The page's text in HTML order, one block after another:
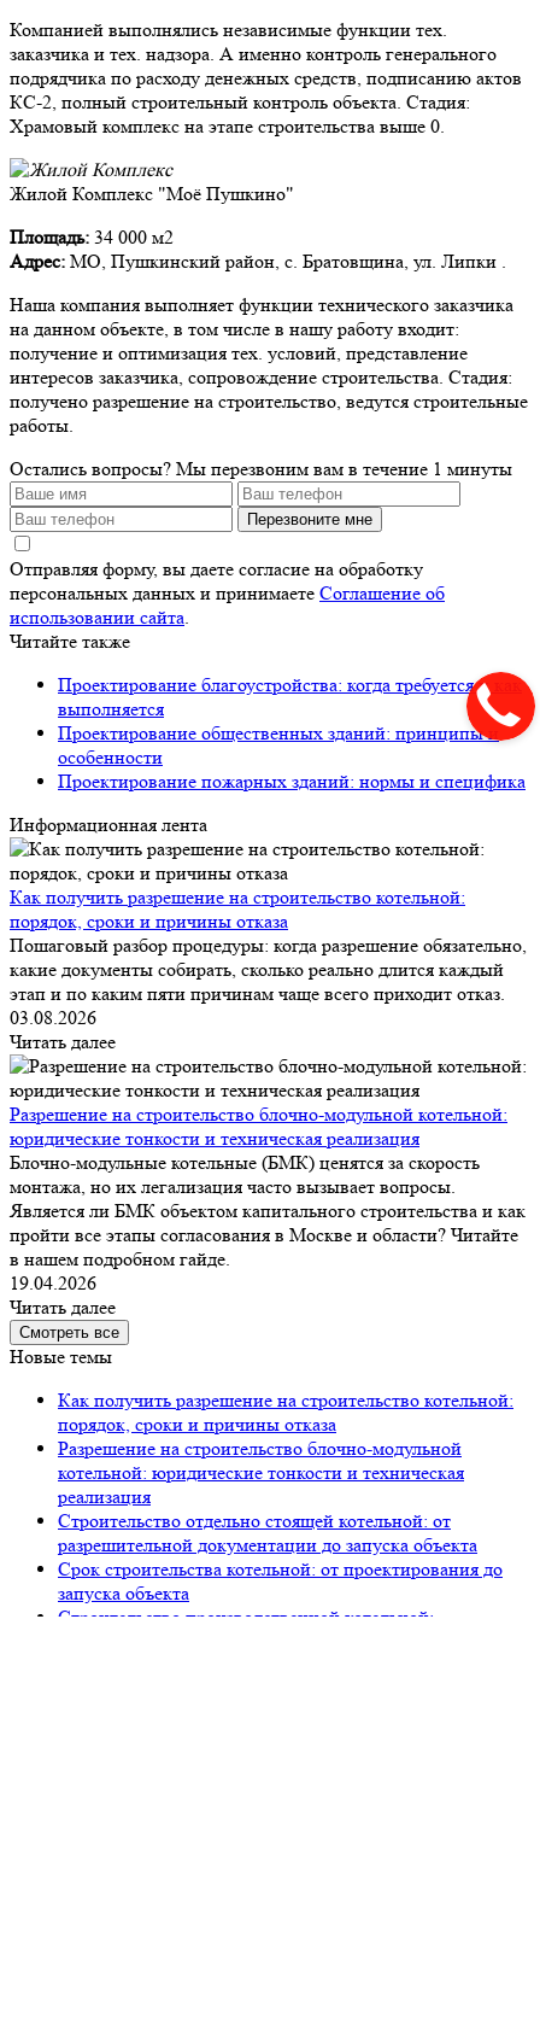
Компанией выполнялись независимые функции тех.
заказчика и тех. надзора. А именно контроль генерального
подрядчика по расходу денежных средств, подписанию актов
КС-2, полный строительный контроль объекта. Стадия:
Храмовый комплекс на этапе строительства выше 0.
Жилой Комплекс "Моё Пушкино"
Площадь: 34 000 м2
Адрес: МО, Пушкинский район, с. Братовщина, ул. Липки .
Наша компания выполняет функции технического заказчика
на данном объекте, в том числе в нашу работу входит:
получение и оптимизация тех. условий, представление
интересов заказчика, сопровождение строительства. Стадия:
получено разрешение на строительство, ведутся строительные
работы.
Остались вопросы? Мы перезвоним вам в течение 1 минуты
Перезвоните мне
Отправляя форму, вы даете согласие на обработку
персональных данных и принимаете Соглашение об
использовании сайта.
Читайте также
Проектирование благоустройства: когда требуется и как
выполняется
Проектирование общественных зданий: принципы и
особенности
Проектирование пожарных зданий: нормы и специфика
Информационная лента
Как получить разрешение на строительство котельной:
порядок, сроки и причины отказа
Пошаговый разбор процедуры: когда разрешение обязательно,
какие документы собирать, сколько реально длится каждый
этап и по каким пяти причинам чаще всего приходит отказ.
03.08.2026
Читать далее
Разрешение на строительство блочно-модульной котельной:
юридические тонкости и техническая реализация
Блочно-модульные котельные (БМК) ценятся за скорость
монтажа, но их легализация часто вызывает вопросы.
Является ли БМК объектом капитального строительства и как
пройти все этапы согласования в Москве и области? Читайте
в нашем подробном гайде.
19.04.2026
Читать далее
Смотреть все
Новые темы
Как получить разрешение на строительство котельной:
порядок, сроки и причины отказа
Разрешение на строительство блочно-модульной
котельной: юридические тонкости и техническая
реализация
Строительство отдельно стоящей котельной: от
разрешительной документации до запуска объекта
Срок строительства котельной: от проектирования до
запуска объекта
Строительство производственной котельной: